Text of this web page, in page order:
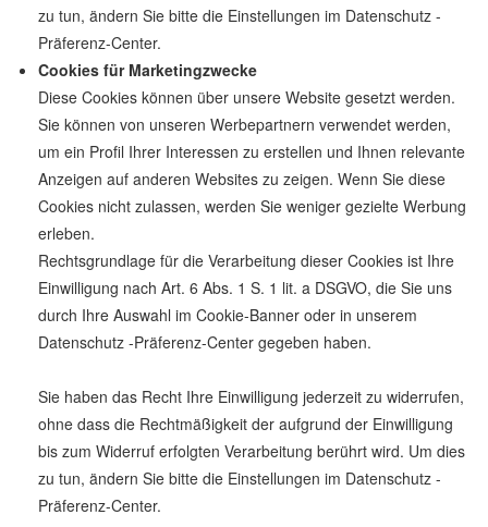
zu tun, ändern Sie bitte die Einstellungen im Datenschutz -
Präferenz-Center.
Cookies für Marketingzwecke
Diese Cookies können über unsere Website gesetzt werden.
Sie können von unseren Werbepartnern verwendet werden,
um ein Profil Ihrer Interessen zu erstellen und Ihnen relevante
Anzeigen auf anderen Websites zu zeigen. Wenn Sie diese
Cookies nicht zulassen, werden Sie weniger gezielte Werbung
erleben.
Rechtsgrundlage für die Verarbeitung dieser Cookies ist Ihre
Einwilligung nach Art. 6 Abs. 1 S. 1 lit. a DSGVO, die Sie uns
durch Ihre Auswahl im Cookie-Banner oder in unserem
Datenschutz -Präferenz-Center gegeben haben.
Sie haben das Recht Ihre Einwilligung jederzeit zu widerrufen,
ohne dass die Rechtmäßigkeit der aufgrund der Einwilligung
bis zum Widerruf erfolgten Verarbeitung berührt wird. Um dies
zu tun, ändern Sie bitte die Einstellungen im Datenschutz -
Präferenz-Center.